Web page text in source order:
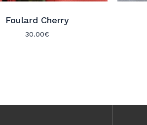
Foulard Cherry
30.00€